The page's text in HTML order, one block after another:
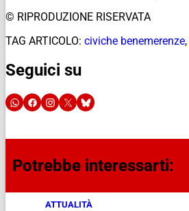
© RIPRODUZIONE RISERVATA
TAG ARTICOLO: civiche benemerenze,
Seguici su
Potrebbe interessarti:
ATTUALITÀ